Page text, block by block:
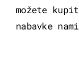
možete
nabavke